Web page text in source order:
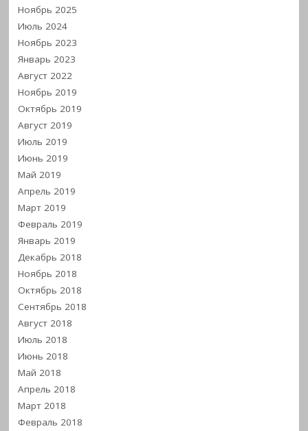
Ноябрь 2025
Июль 2024
Ноябрь 2023
Январь 2023
Август 2022
Ноябрь 2019
Октябрь 2019
Август 2019
Июль 2019
Июнь 2019
Май 2019
Апрель 2019
Март 2019
Февраль 2019
Январь 2019
Декабрь 2018
Ноябрь 2018
Октябрь 2018
Сентябрь 2018
Август 2018
Июль 2018
Июнь 2018
Май 2018
Апрель 2018
Март 2018
Февраль 2018